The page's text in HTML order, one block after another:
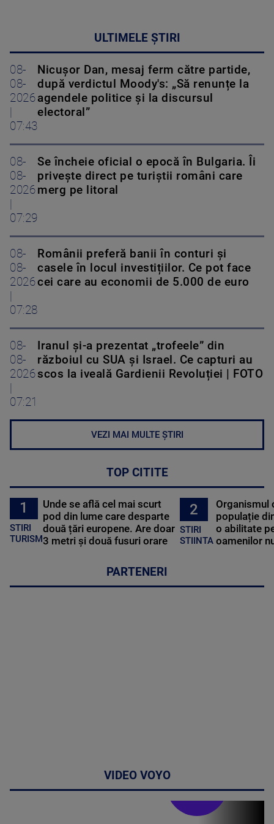
ULTIMELE ȘTIRI
08-
08-
2026
07:43
Nicușor Dan, mesaj ferm către partide,
după verdictul Moody's: „Să renunțe la
agendele politice şi la discursul
electoral”
08-
08-
2026
07:29
Se încheie oficial o epocă în Bulgaria. Îi
privește direct pe turiștii români care
merg pe litoral
08-
08-
2026
07:28
Românii preferă banii în conturi și
casele în locul investițiilor. Ce pot face
cei care au economii de 5.000 de euro
08-
08-
2026
07:21
Iranul și-a prezentat „trofeele” din
războiul cu SUA și Israel. Ce capturi au
scos la iveală Gardienii Revoluției | FOTO
VEZI MAI MULTE ȘTIRI
TOP CITITE
1
STIRI
TURISM
Unde se află cel mai scurt
pod din lume care desparte
două țări europene. Are doar
3 metri și două fusuri orare
2
STIRI
STIINTA
Organismul
populație
o abilitate
oamenilor
PARTENERI
VIDEO VOYO